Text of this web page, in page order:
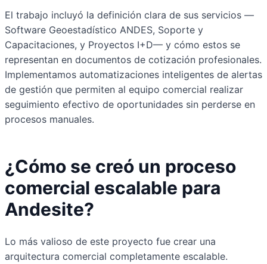
El trabajo incluyó la definición clara de sus servicios —
Software Geoestadístico ANDES, Soporte y
Capacitaciones, y Proyectos I+D— y cómo estos se
representan en documentos de cotización profesionales.
Implementamos automatizaciones inteligentes de alertas
de gestión que permiten al equipo comercial realizar
seguimiento efectivo de oportunidades sin perderse en
procesos manuales.
¿Cómo se creó un proceso
comercial escalable para
Andesite?
Lo más valioso de este proyecto fue crear una
arquitectura comercial completamente escalable.